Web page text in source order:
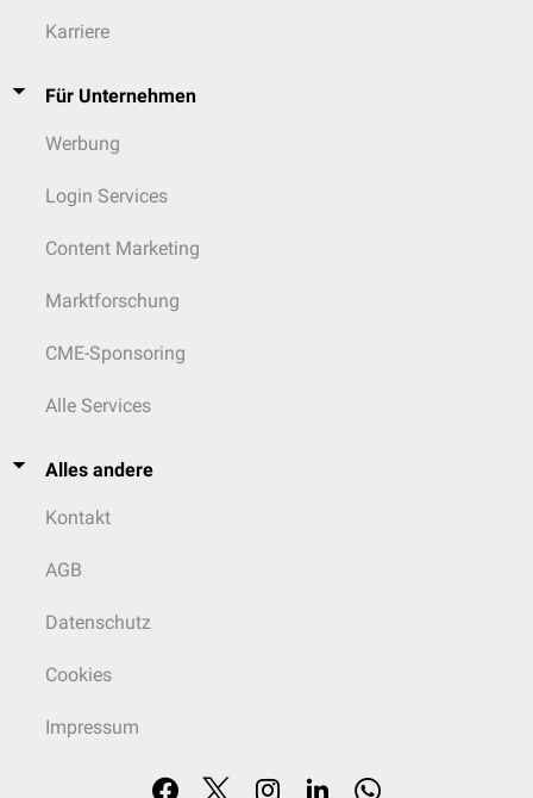
Karriere
Für Unternehmen
Werbung
Login Services
Content Marketing
Marktforschung
CME-Sponsoring
Alle Services
Alles andere
Kontakt
AGB
Datenschutz
Cookies
Impressum